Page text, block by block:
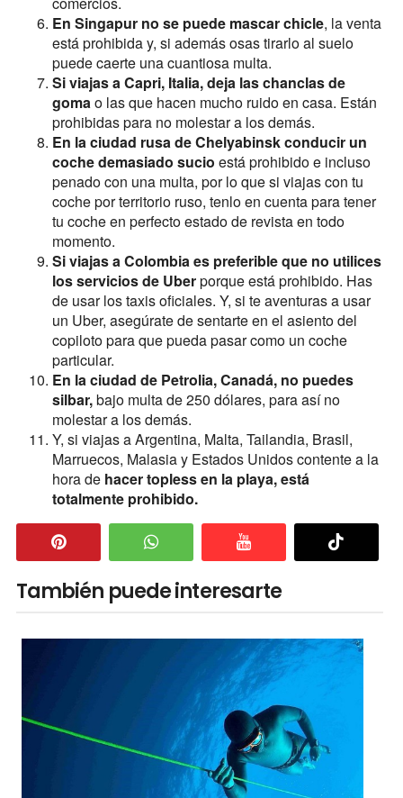
En Singapur no se puede mascar chicle, la venta
está prohibida y, si además osas tirarlo al suelo
puede caerte una cuantiosa multa.
Si viajas a Capri, Italia, deja las chanclas de
gomao las que hacen mucho ruido en casa. Están
prohibidas para no molestar a los demás.
En la ciudad rusa de Chelyabinsk conducir un
coche demasiado sucio está prohibido e incluso
penado con una multa, por lo que si viajas con tu
coche por territorio ruso, tenlo en cuenta para tener
tu coche en perfecto estado de revista en todo
momento.
Si viajas a Colombia es preferible que no utilices
los servicios de Uberporque está prohibido. Has
de usar los taxis oficiales. Y, si te aventuras a usar
un Uber, asegúrate de sentarte en el asiento del
copiloto para que pueda pasar como un coche
particular.
En la ciudad de Petrolia, Canadá, no puedes
silbar,bajo multa de 250 dólares, para así no
molestar a los demás.
Y, si viajas a Argentina, Malta, Tailandia, Brasil,
Marruecos, Malasia y Estados Unidos contente a la
hora de hacer topless en la playa, está
totalmente prohibido.
También puede interesarte